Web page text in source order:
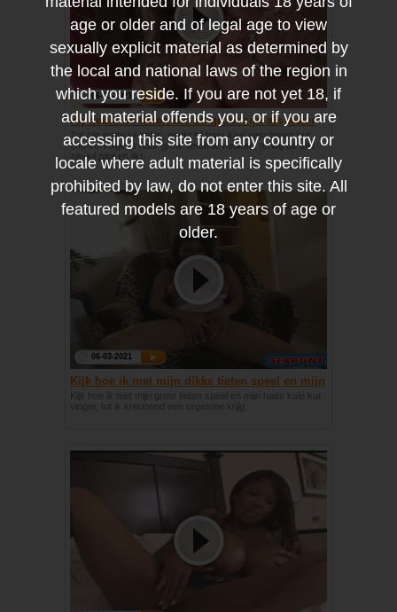
06-03-2021
Hij neukt de tieten die zo groot zijn als water
meloenen
Tot zijn grote lul nat is, neukt hij haar kaal geschoren kut.
Om vervolgens haar grote tieten te neuken, terwijl de slet
zijn lul pijpt en likt.
06-03-2021
Kijk hoe ik met mijn dikke tieten speel en mijn
kale kut vinger
Kijk hoe ik met mijn grote tieten speel en mijn natte kale kut
vinger, tot ik kreunend een orgasme krijg.
age or older and of legal age to view
sexually explicit material as determined by
the local and national laws of the region in
which you reside. If you are not yet 18, if
adult material offends you, or if you are
accessing this site from any country or
locale where adult material is specifically
prohibited by law, do not enter this site. All
featured models are 18 years of age or
older.